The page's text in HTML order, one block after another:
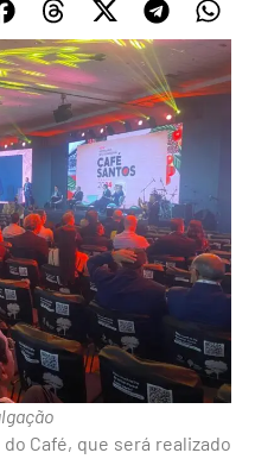
Café, que será realizado